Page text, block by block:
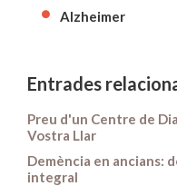
Alzheimer
Entrades
Preu d'un Centre de
Vostra Llar
Demència en ancians:
integral